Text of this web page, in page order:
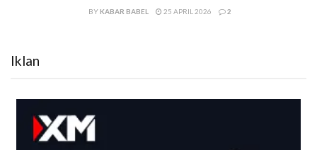
BY KABAR BABEL 25 APRIL 2026 2
Iklan